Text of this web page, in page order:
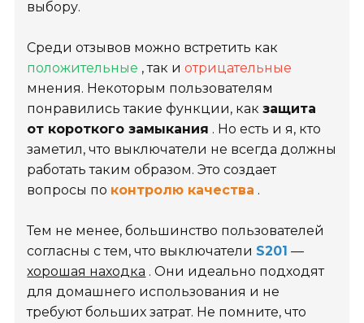
выбору.
Среди отзывов можно встретить как
положительные , так иотрицательные
мнения. Некоторым пользователям
понравились такие функции, какзащита
от короткого замыкания . Но есть и я, кто
заметил, что выключатели не всегда должны
работать таким образом. Это создает
вопросы по контролю качества .
Тем не менее, большинство пользователей
согласны с тем, что выключатели S201 —
хорошая находка . Они идеально подходят
для домашнего использования и не
требуют больших затрат. Не помните, что